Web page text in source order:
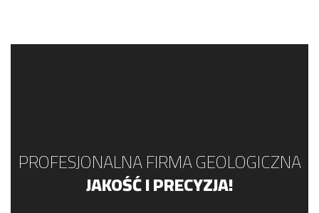
PROFESJONALNA FIRMA GEOLOGICZNA
JAKOŚĆ I PRECYZJA!